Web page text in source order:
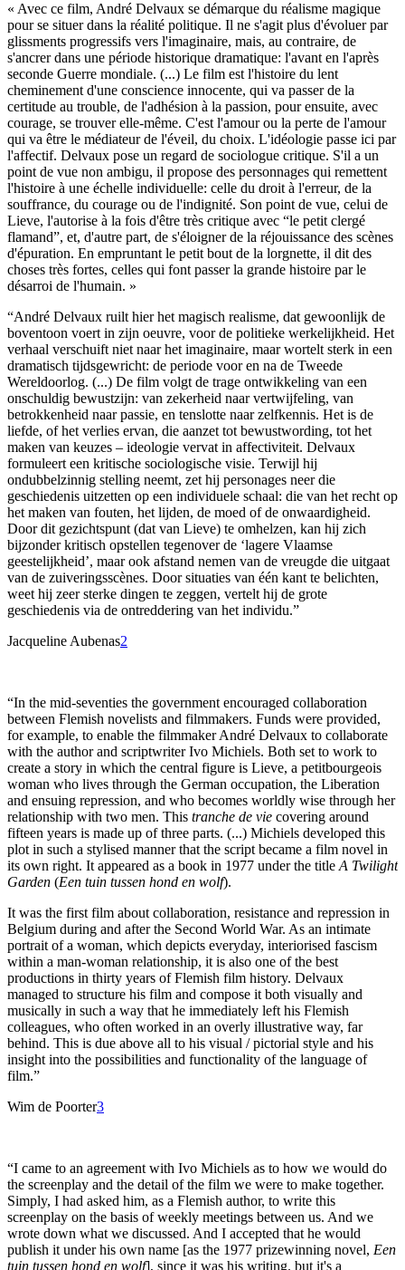
« Avec ce film, André Delvaux se démarque du réalisme magique
pour se situer dans la réalité politique. Il ne s'agit plus d'évoluer par
glissments progressifs vers l'imaginaire, mais, au contraire, de
s'ancrer dans une période historique dramatique: l'avant en l'après
seconde Guerre mondiale. (...) Le film est l'histoire du lent
cheminement d'une conscience innocente, qui va passer de la
certitude au trouble, de l'adhésion à la passion, pour ensuite, avec
courage, se trouver elle-même. C'est l'amour ou la perte de l'amour
qui va être le médiateur de l'éveil, du choix. L'idéologie passe ici par
l'affectif. Delvaux pose un regard de sociologue critique. S'il a un
point de vue non ambigu, il propose des personnages qui remettent
l'histoire à une échelle individuelle: celle du droit à l'erreur, de la
souffrance, du courage ou de l'indignité. Son point de vue, celui de
Lieve, l'autorise à la fois d'être très critique avec “le petit clergé
flamand”, et, d'autre part, de s'éloigner de la réjouissance des scènes
d'épuration. En empruntant le petit bout de la lorgnette, il dit des
choses très fortes, celles qui font passer la grande histoire par le
désarroi de l'humain. »
“André Delvaux ruilt hier het magisch realisme, dat gewoonlijk de
boventoon voert in zijn oeuvre, voor de politieke werkelijkheid. Het
verhaal verschuift niet naar het imaginaire, maar wortelt sterk in een
dramatisch tijdsgewricht: de periode voor en na de Tweede
Wereldoorlog. (...) De film volgt de trage ontwikkeling van een
onschuldig bewustzijn: van zekerheid naar vertwijfeling, van
betrokkenheid naar passie, en tenslotte naar zelfkennis. Het is de
liefde, of het verlies ervan, die aanzet tot bewustwording, tot het
maken van keuzes – ideologie vervat in affectiviteit. Delvaux
formuleert een kritische sociologische visie. Terwijl hij
ondubbelzinnig stelling neemt, zet hij personages neer die
geschiedenis uitzetten op een individuele schaal: die van het recht op
het maken van fouten, het lijden, de moed of de onwaardigheid.
Door dit gezichtspunt (dat van Lieve) te omhelzen, kan hij zich
bijzonder kritisch opstellen tegenover de ‘lagere Vlaamse
geestelijkheid’, maar ook afstand nemen van de vreugde die uitgaat
van de zuiveringsscènes. Door situaties van één kant te belichten,
weet hij zeer sterke dingen te zeggen, vertelt hij de grote
geschiedenis via de ontreddering van het individu.”
Jacqueline Aubenas2
“In the mid-seventies the government encouraged collaboration
between Flemish novelists and filmmakers. Funds were provided,
for example, to enable the filmmaker André Delvaux to collaborate
with the author and scriptwriter Ivo Michiels. Both set to work to
create a story in which the central figure is Lieve, a petitbourgeois
woman who lives through the German occupation, the Liberation
and ensuing repression, and who becomes worldly wise through her
relationship with two men. This tranche de vie covering around
fifteen years is made up of three parts. (...) Michiels developed this
plot in such a stylised manner that the script became a film novel in
its own right. It appeared as a book in 1977 under the title A Twilight
Garden (Een tuin tussen hond en wolf).
It was the first film about collaboration, resistance and repression in
Belgium during and after the Second World War. As an intimate
portrait of a woman, which depicts everyday, interiorised fascism
within a man-woman relationship, it is also one of the best
productions in thirty years of Flemish film history. Delvaux
managed to structure his film and compose it both visually and
musically in such a way that he immediately left his Flemish
colleagues, who often worked in an overly illustrative way, far
behind. This is due above all to his visual / pictorial style and his
insight into the possibilities and functionality of the language of
film.”
Wim de Poorter3
“I came to an agreement with Ivo Michiels as to how we would do
the screenplay and the detail of the film we were to make together.
Simply, I had asked him, as a Flemish author, to write this
screenplay on the basis of weekly meetings between us. And we
wrote down what we discussed. And I accepted that he would
publish it under his own name [as the 1977 prizewinning novel, Een
tuin tussen hond en wolf], since it was his writing. but it's a